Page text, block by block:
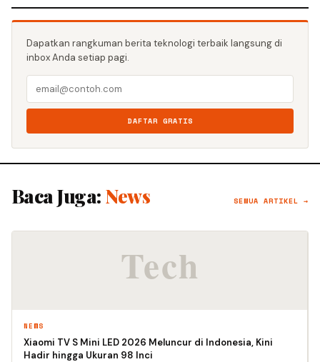
Dapatkan rangkuman berita teknologi terbaik langsung di
inbox Anda setiap pagi.
DAFTAR GRATIS
Baca Juga: News SEMUA ARTIKEL →
NEWS
Xiaomi TV S Mini LED 2026 Meluncur di Indonesia, Kini
Hadir hingga Ukuran 98 Inci